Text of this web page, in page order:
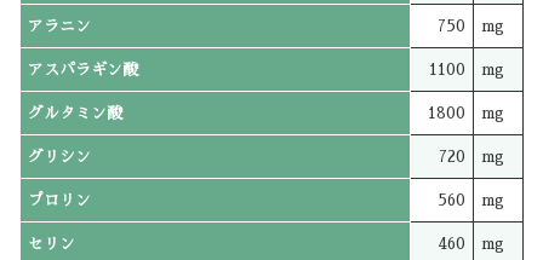
アラニン 750 mg
アスパラギン酸 1100 mg
グルタミン酸 1800 mg
グリシン 720 mg
プロリン 560 mg
セリン 460 mg